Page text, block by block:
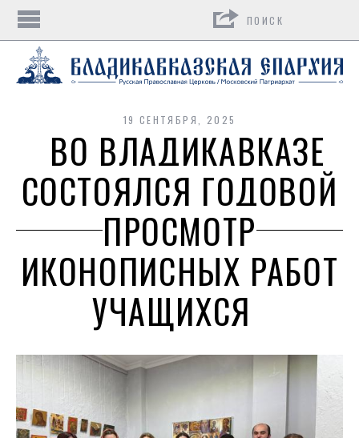
19 СЕНТЯБРЯ, 2025
ВО ВЛАДИКАВКАЗЕ
СОСТОЯЛСЯ ГОДОВОЙ
ПРОСМОТР
ИКОНОПИСНЫХ РАБОТ
УЧАЩИХСЯ